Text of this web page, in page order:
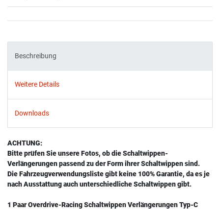
Beschreibung
Weitere Details
Downloads
ACHTUNG:
Bitte prüfen Sie unsere Fotos, ob die Schaltwippen-
Verlängerungen passend zu der Form ihrer Schaltwippen sind.
Die Fahrzeugverwendungsliste gibt keine 100% Garantie, da es je
nach Ausstattung auch unterschiedliche Schaltwippen gibt.
1 Paar Overdrive-Racing Schaltwippen Verlängerungen Typ-C